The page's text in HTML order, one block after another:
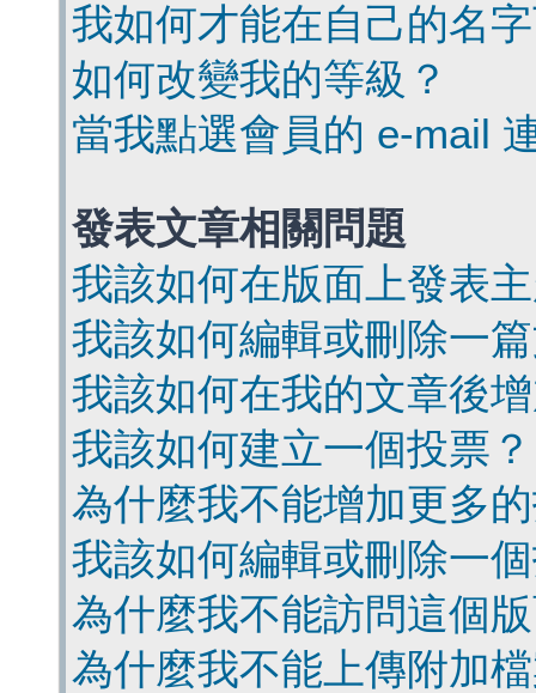
我如何才能在自己的名
如何改變我的等級？
當我點選會員的 e-mail
發表文章相關問題
我該如何在版面上發表
我該如何編輯或刪除一
我該如何在我的文章後
我該如何建立一個投票？
為什麼我不能增加更多
我該如何編輯或刪除一
為什麼我不能訪問這個
為什麼我不能上傳附加